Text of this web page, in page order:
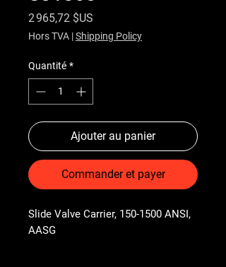
2 965,72 $US
Hors TVA |Shipping Policy
Quantité *
Ajouter au panier
Commander et payer
Slide Valve Carrier, 150-1500 ANSI,
AASG